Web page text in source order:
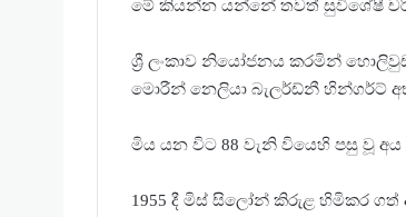
මේ කියන්න යන්නේ තවත් සුවිශේෂී
ශ්‍රී ලංකාව නියෝජනය කරමින්
මොරීන් නෙලියා බැලර්ඩ්නී හින්ගර්ට්
මිය යන විට 88 වැනි වියෙහි පසු වූ අය
1955 දී මිස් සිලෝන් කිරුළ හිමිකර ගත්